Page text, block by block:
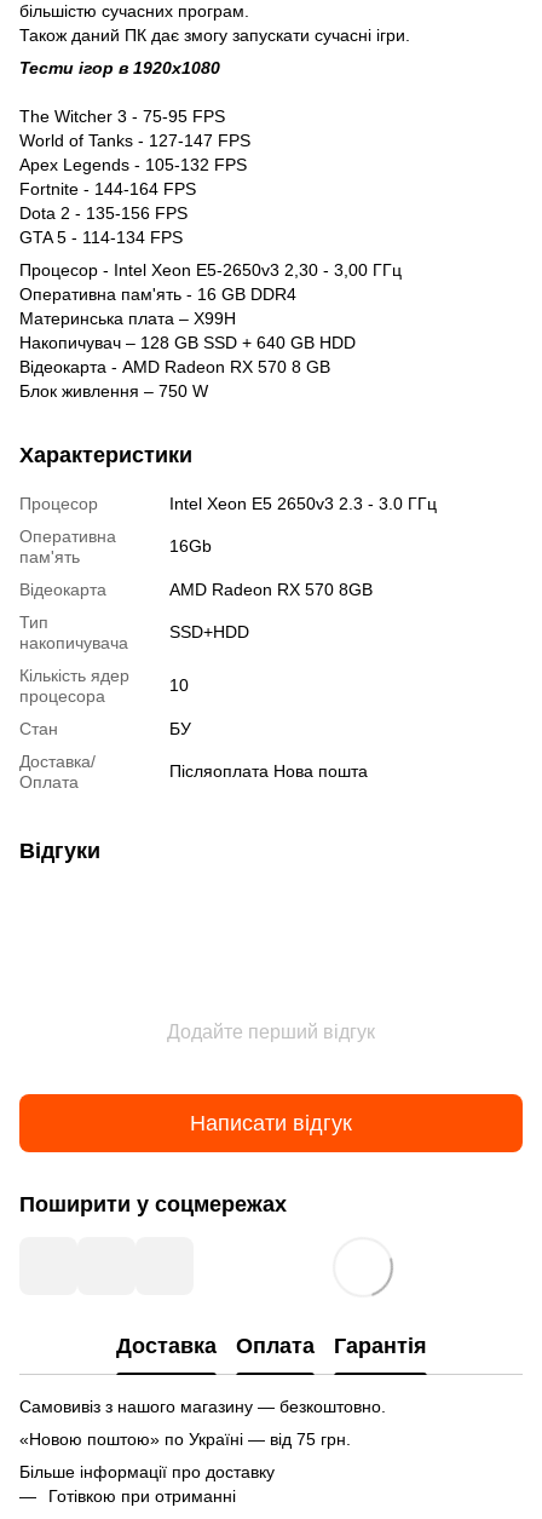
більшістю сучасних програм.
Також даний ПК дає змогу запускати сучасні ігри.
Тести ігор в 1920x1080
The Witcher 3 - 75-95 FPS
World of Tanks - 127-147 FPS
Apex Legends - 105-132 FPS
Fortnite - 144-164 FPS
Dota 2 - 135-156 FPS
GTA 5 - 114-134 FPS
Процесор - Intel Xeon E5-2650v3 2,30 - 3,00 ГГц
Оперативна пам'ять - 16 GB DDR4
Материнська плата – X99H
Накопичувач – 128 GB SSD + 640 GB HDD
Відеокарта - AMD Radeon RX 570 8 GB
Блок живлення – 750 W
Характеристики
Процесор
Intel Xeon E5 2650v3 2.3 - 3.0 ГГц
Оперативна
пам'ять
16Gb
Відеокарта
AMD Radeon RX 570 8GB
Тип
накопичувача
SSD+HDD
Кількість ядер
процесора
10
Стан
БУ
Доставка/
Оплата
Післяоплата Нова пошта
Відгуки
Додайте перший відгук
Написати відгук
Поширити у соцмережах
Доставка Оплата Гарантія
Самовивіз з нашого магазину — безкоштовно.
«Новою поштою» по Україні — від 75 грн.
Більше інформації про доставку
Готівкою при отриманні